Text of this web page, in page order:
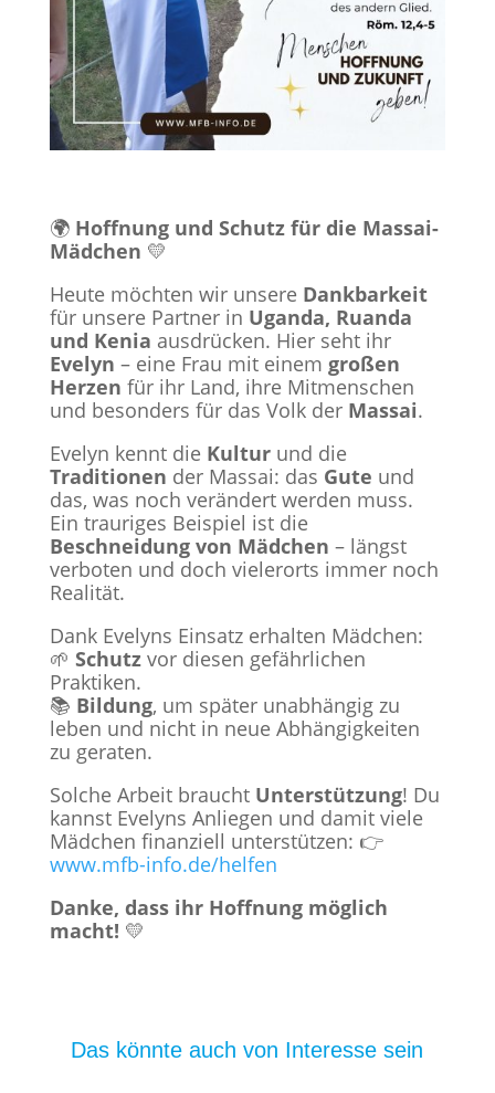
🌍 Hoffnung und Schutz für die Massai-
Mädchen 💛
Heute möchten wir unsere Dankbarkeit
für unsere Partner in Uganda, Ruanda
und Kenia ausdrücken. Hier seht ihr
Evelyn – eine Frau mit einem großen
Herzen für ihr Land, ihre Mitmenschen
und besonders für das Volk der Massai.
Evelyn kennt die Kulturund die
Traditionen der Massai: das Gute und
das, was noch verändert werden muss.
Ein trauriges Beispiel ist die
Beschneidung von Mädchen – längst
verboten und doch vielerorts immer noch
Realität.
Dank Evelyns Einsatz erhalten Mädchen:
🌱 Schutzvor diesen gefährlichen
Praktiken.
📚 Bildung, um später unabhängig zu
leben und nicht in neue Abhängigkeiten
zu geraten.
Solche Arbeit braucht Unterstützung! Du
kannst Evelyns Anliegen und damit viele
Mädchen finanziell unterstützen: 👉
www.mfb-info.de/helfen
Danke, dass ihr Hoffnung möglich
macht! 💛
Das könnte auch von Interesse sein